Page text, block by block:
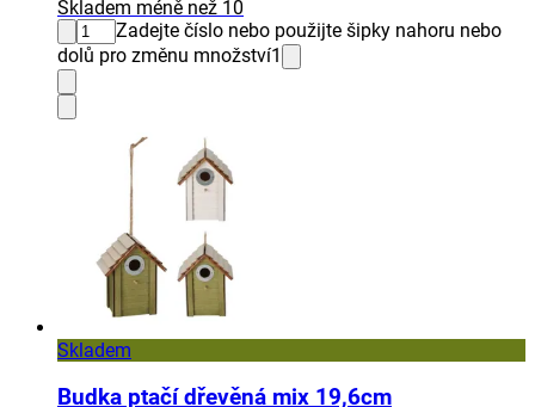
Skladem méně než 10
Zadejte číslo nebo použijte šipky nahoru nebo
dolů pro změnu množství1
Skladem
Budka ptačí dřevěná mix 19,6cm